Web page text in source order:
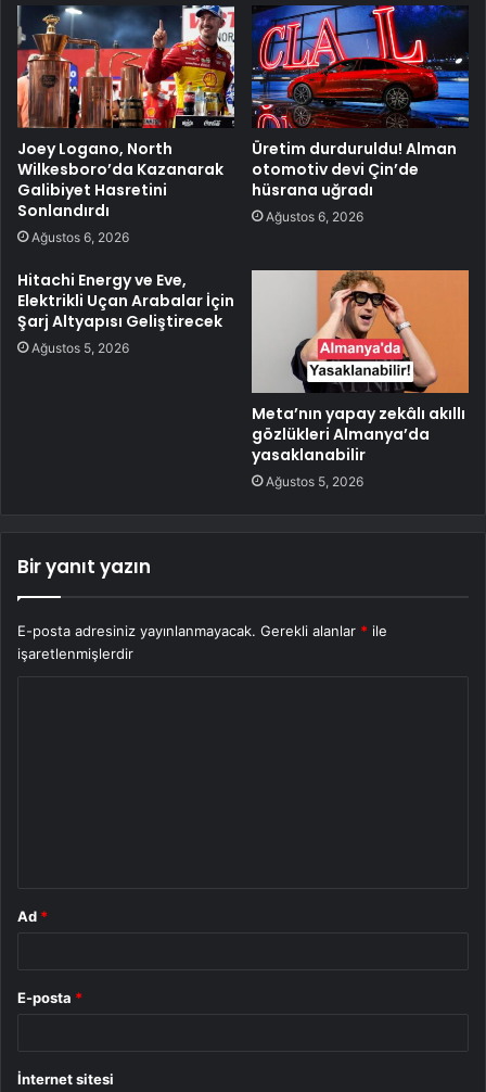
Joey Logano, North
Wilkesboro’da Kazanarak
Galibiyet Hasretini
Sonlandırdı
Ağustos 6, 2026
Üretim durduruldu! Alman
otomotiv devi Çin’de
hüsrana uğradı
Ağustos 6, 2026
Hitachi Energy ve Eve,
Elektrikli Uçan Arabalar İçin
Şarj Altyapısı Geliştirecek
Ağustos 5, 2026
Meta’nın yapay zekâlı akıllı
gözlükleri Almanya’da
yasaklanabilir
Ağustos 5, 2026
Bir yanıt yazın
E-posta adresiniz yayınlanmayacak. Gerekli alanlar * ile
işaretlenmişlerdir
Ad *
E-posta *
İnternet sitesi